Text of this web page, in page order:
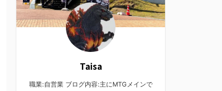
Taisa
職業:自営業 ブログ内容:主にMTGメインで